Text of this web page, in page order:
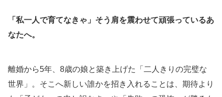
「私一人で育てなきゃ」そう肩を震わせて頑張っているあ
なたへ。
離婚から5年、8歳の娘と築き上げた「二人きりの完璧な
世界」。そこへ新しい誰かを招き入れることは、期待より